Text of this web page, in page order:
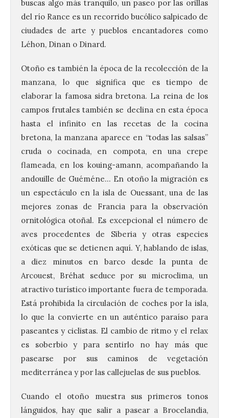
buscas algo más tranquilo, un paseo por las orillas
del río Rance es un recorrido bucólico salpicado de
ciudades de arte y pueblos encantadores como
Léhon, Dinan o Dinard.
Otoño es también la época de la recolección de la
manzana, lo que significa que es tiempo de
elaborar la famosa sidra bretona. La reina de los
campos frutales también se declina en esta época
hasta el infinito en las recetas de la cocina
bretona, la manzana aparece en “todas las salsas”
cruda o cocinada, en compota, en una crepe
flameada, en los kouing-amann, acompañando la
andouille de Guéméne… En otoño la migración es
un espectáculo en la isla de Ouessant, una de las
mejores zonas de Francia para la observación
ornitológica otoñal. Es excepcional el número de
aves procedentes de Siberia y otras especies
exóticas que se detienen aquí. Y, hablando de islas,
a diez minutos en barco desde la punta de
Arcouest, Bréhat seduce por su microclima, un
atractivo turístico importante fuera de temporada.
Está prohibida la circulación de coches por la isla,
lo que la convierte en un auténtico paraíso para
paseantes y ciclistas. El cambio de ritmo y el relax
es soberbio y para sentirlo no hay más que
pasearse por sus caminos de vegetación
mediterránea y por las callejuelas de sus pueblos.
Cuando el otoño muestra sus primeros tonos
lánguidos, hay que salir a pasear a Brocelandia,